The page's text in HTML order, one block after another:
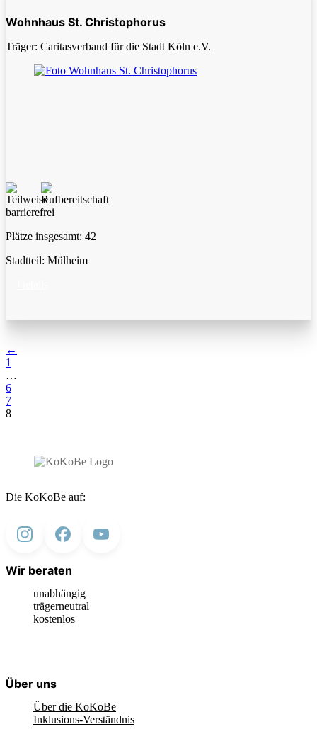
Wohnhaus St. Christophorus
Träger: Caritasverband für die Stadt Köln e.V.
Plätze insgesamt: 42
Stadtteil: Mülheim
←
1
…
6
7
8
Die KoKoBe auf:
Wir beraten
unabhängig
trägerneutral
kostenlos
Über uns
Über die KoKoBe
Inklusions-Verständnis